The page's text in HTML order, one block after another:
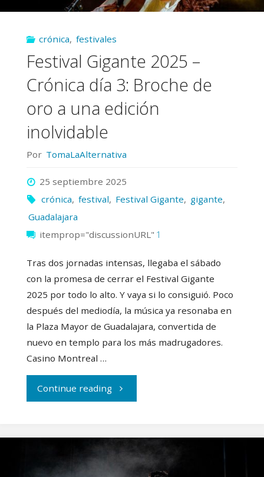
Arranque
por
alto"
crónica, festivales
Festival Gigante 2025 –
Crónica día 3: Broche de
oro a una edición
inolvidable
Por TomaLaAlternativa
25 septiembre 2025
crónica, festival, Festival Gigante, gigante,
Guadalajara
itemprop="discussionURL" 1
Tras dos jornadas intensas, llegaba el sábado
con la promesa de cerrar el Festival Gigante
2025 por todo lo alto. Y vaya si lo consiguió. Poco
después del mediodía, la música ya resonaba en
la Plaza Mayor de Guadalajara, convertida de
nuevo en templo para los más madrugadores.
Casino Montreal …
Continue reading"Festival
2025